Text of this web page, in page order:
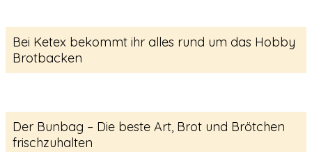
Bei Ketex bekommt ihr alles rund um das Hobby
Brotbacken
Der Bunbag – Die beste Art, Brot und Brötchen
frischzuhalten